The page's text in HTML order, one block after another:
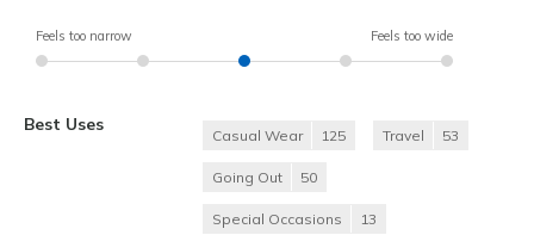
Feels too narrow Feels too wide
Best Uses
Casual Wear 125 Travel 53
Going Out 50
Special Occasions 13